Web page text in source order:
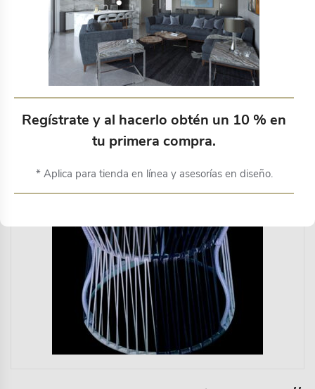
Productos relacionados
Regístrate y al hacerlo obtén un 10 % en
tu primera compra.
* Aplica para tienda en línea y asesorías en diseño.